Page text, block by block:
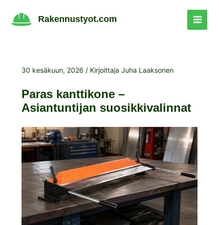
sisältöön
Rakennustyot.com
30 kesäkuun, 2026 / Kirjoittaja Juha Laaksonen
Paras kanttikone –
Asiantuntijan suosikkivalinnat